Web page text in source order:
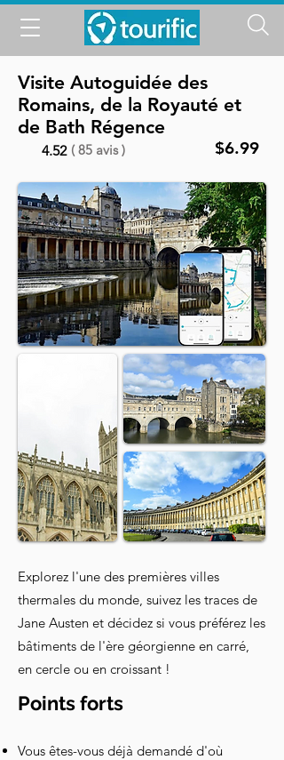
Visite Autoguidée des
Romains, de la Royauté et
de Bath Régence
4.52 ( 85 avis ) $6.99
Explorez l'une des premières villes
thermales du monde, suivez les traces de
Jane Austen et décidez si vous préférez les
bâtiments de l'ère géorgienne en carré,
en cercle ou en croissant !
Points forts
Vous êtes-vous déjà demandé d'où